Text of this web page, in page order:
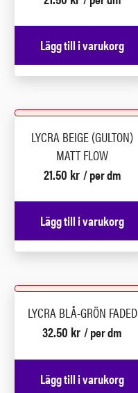
Lägg till i varukorg
LYCRA BEIGE (GULTON)
MATT FLOW
21.50 kr / per dm
Lägg till i varukorg
LYCRA BLÅ-GRÖN FADED
32.50 kr / per dm
Lägg till i varukorg